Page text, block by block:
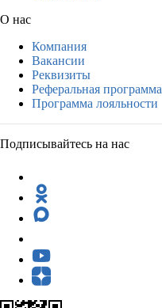
О нас
Компания
Вакансии
Реквизиты
Реферальная программа
Программа лояльности
Подписывайтесь на нас